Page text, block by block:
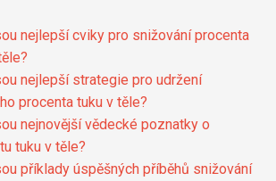
nejlepší cviky pro snižování procenta
nejlepší strategie pro udržení
procenta tuku v těle?
nejnovější vědecké poznatky o
tuku v těle?
příklady úspěšných příběhů snižování